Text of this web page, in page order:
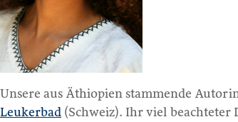
Unsere aus Äthiopien stammende
Leukerbad (Schweiz). Ihr viel beachteter